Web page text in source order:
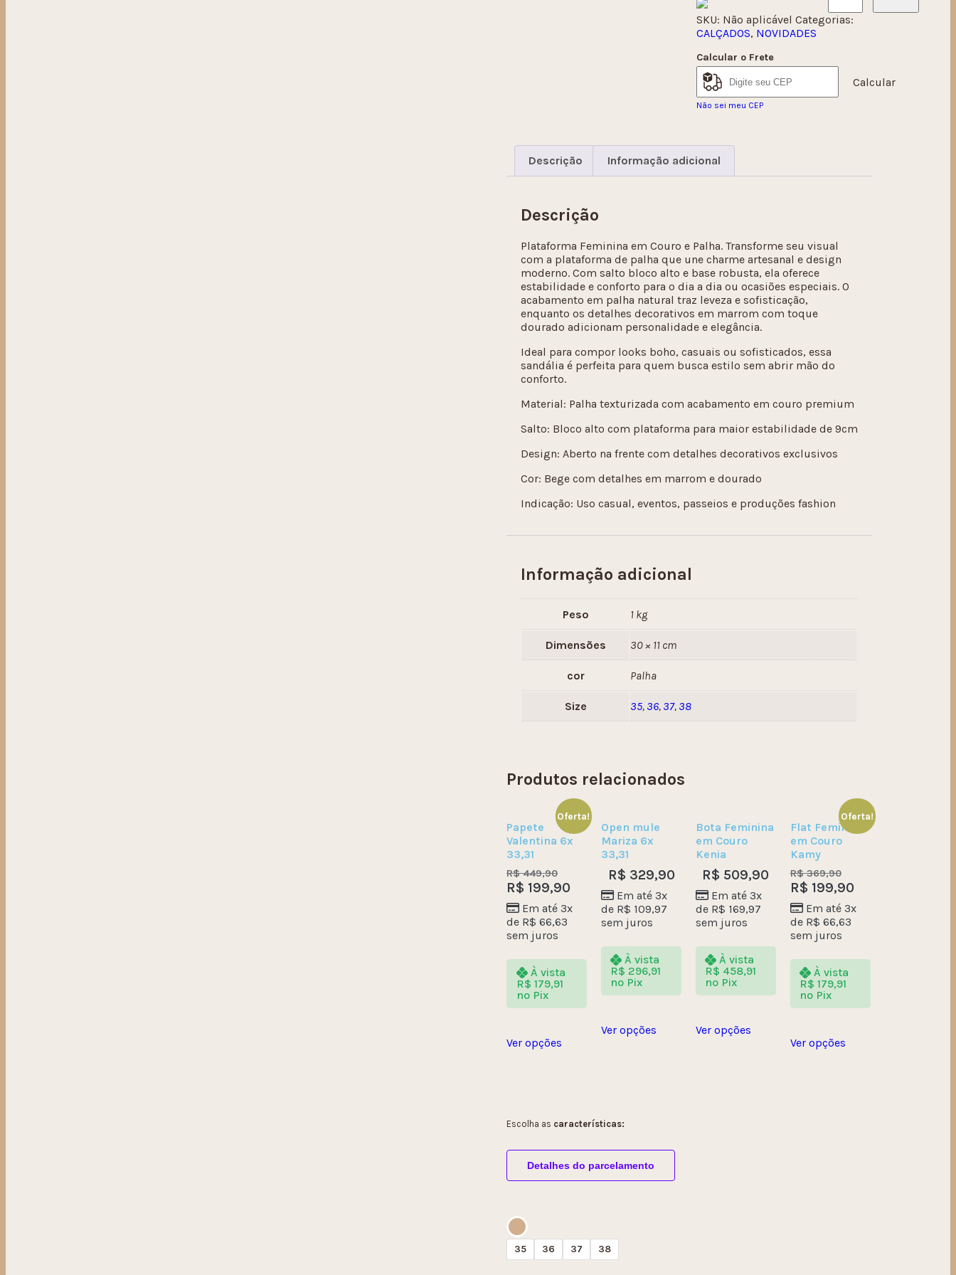
SKU: Não aplicável Categorias:
CALÇADOS, NOVIDADES
Calcular o Frete
Calcular
Não sei meu CEP
Descrição Informação adicional
Descrição
Plataforma Feminina em Couro e Palha. Transforme seu visual
com a plataforma de palha que une charme artesanal e design
moderno. Com salto bloco alto e base robusta, ela oferece
estabilidade e conforto para o dia a dia ou ocasiões especiais. O
acabamento em palha natural traz leveza e sofisticação,
enquanto os detalhes decorativos em marrom com toque
dourado adicionam personalidade e elegância.
Ideal para compor looks boho, casuais ou sofisticados, essa
sandália é perfeita para quem busca estilo sem abrir mão do
conforto.
Material: Palha texturizada com acabamento em couro premium
Salto: Bloco alto com plataforma para maior estabilidade de 9cm
Design: Aberto na frente com detalhes decorativos exclusivos
Cor: Bege com detalhes em marrom e dourado
Indicação: Uso casual, eventos, passeios e produções fashion
Informação adicional
Peso 1 kg
Dimensões 30 × 11 cm
cor Palha
Size 35, 36, 37, 38
Produtos relacionados
Oferta!
Papete
Valentina 6x
33,31
R$449,90
R$ 199,90
Em até 3x
de R$ 66,63
sem juros
À vista
R$ 179,91
no Pix
Ver opções
Open mule
Mariza 6x
33,31
R$ 329,90
Em até 3x
de R$ 109,97
sem juros
À vista
R$ 296,91
no Pix
Ver opções
Bota Feminina
em Couro
Kenia
R$ 509,90
Em até 3x
de R$ 169,97
sem juros
À vista
R$ 458,91
no Pix
Ver opções
Oferta!
Flat Feminina
em Couro
Kamy
R$369,90
R$ 199,90
Em até 3x
de R$ 66,63
sem juros
À vista
R$ 179,91
no Pix
Ver opções
Escolha as características:
Detalhes do parcelamento
35 36 37 38